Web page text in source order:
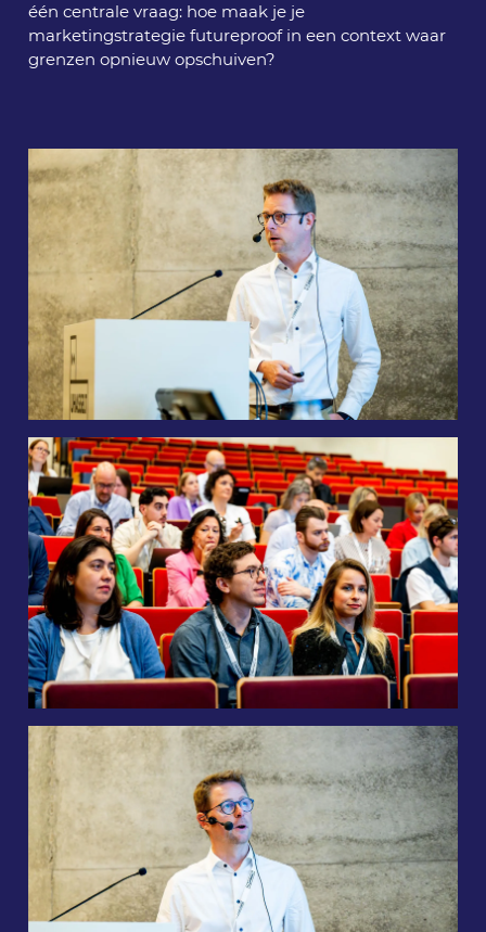
één centrale vraag: hoe maak je je
marketingstrategie futureproof in een context waar
grenzen opnieuw opschuiven?